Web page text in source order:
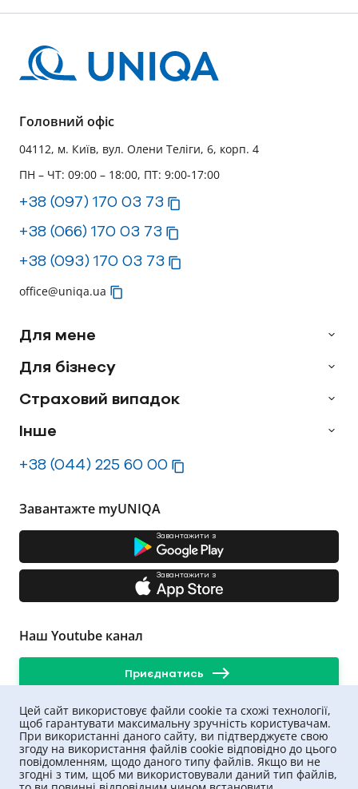
Головний офіс
04112, м. Київ, вул. Олени Теліги, 6, корп. 4
ПН – ЧТ: 09:00 – 18:00, ПТ: 9:00-17:00
+38 (097) 170 03 73
+38 (066) 170 03 73
+38 (093) 170 03 73
office@uniqa.ua
Для мене
Для бізнесу
Страховий випадок
Інше
+38 (044) 225 60 00
Завантажте myUNIQA
Завантажити з
Завантажити з
Наш Youtube канал
Приєднатись
Цей сайт використовує файли cookie та схожі технології,
щоб гарантувати максимальну зручність користувачам.
При використанні даного сайту, ви підтверджуєте свою
згоду на використання файлів cookie відповідно до цього
повідомленням, щодо даного типу файлів. Якщо ви не
згодні з тим, щоб ми використовували даний тип файлів,